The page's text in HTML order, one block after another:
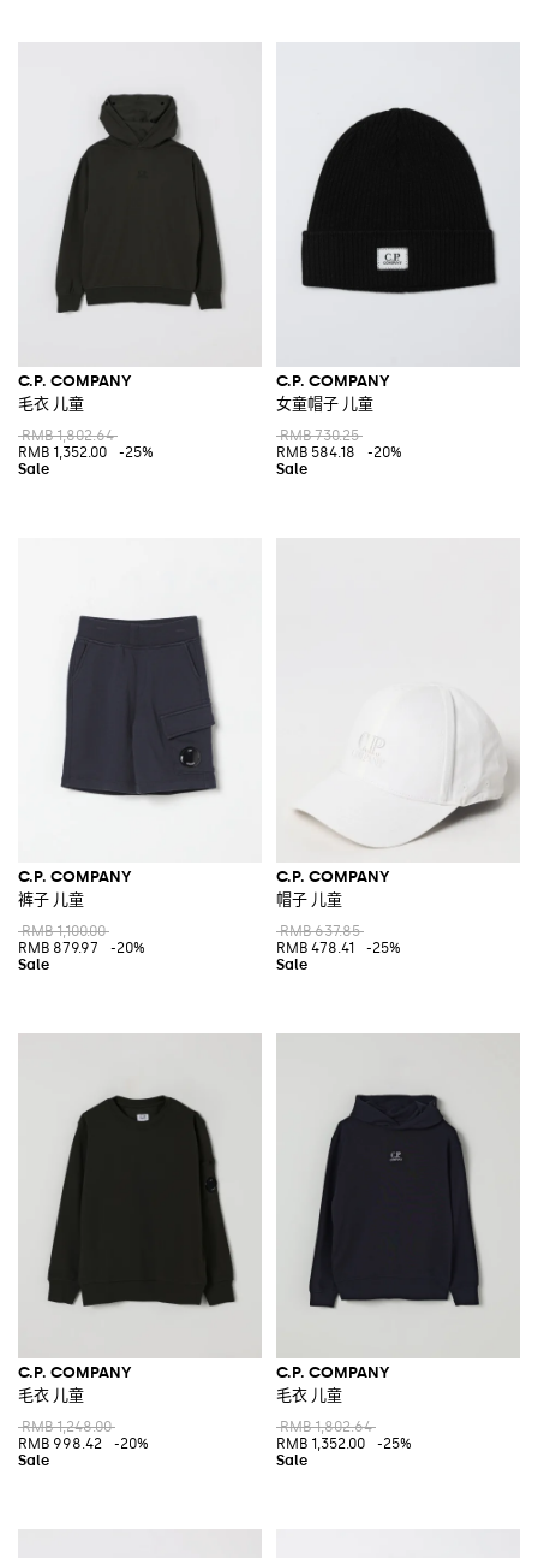
C.P. COMPANY
毛衣 儿童
RMB 1,802.64
RMB 1,352.00
-25%
C.P. COMPANY
女童帽子 儿童
RMB 730.25
RMB 584.18
-20%
C.P. COMPANY
裤子 儿童
RMB 1,100.00
RMB 879.97
-20%
C.P. COMPANY
帽子 儿童
RMB 637.85
RMB 478.41
-25%
C.P. COMPANY
毛衣 儿童
RMB 1,248.00
RMB 998.42
-20%
C.P. COMPANY
毛衣 儿童
RMB 1,802.64
RMB 1,352.00
-25%